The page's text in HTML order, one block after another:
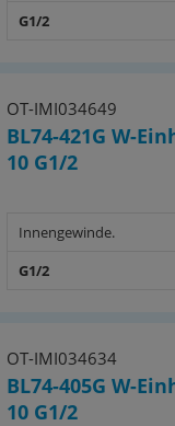
G1/2
OT-IMI034649
BL74-421G W-
10 G1/2
Innengewinde.
G1/2
OT-IMI034634
BL74-405G W-
10 G1/2